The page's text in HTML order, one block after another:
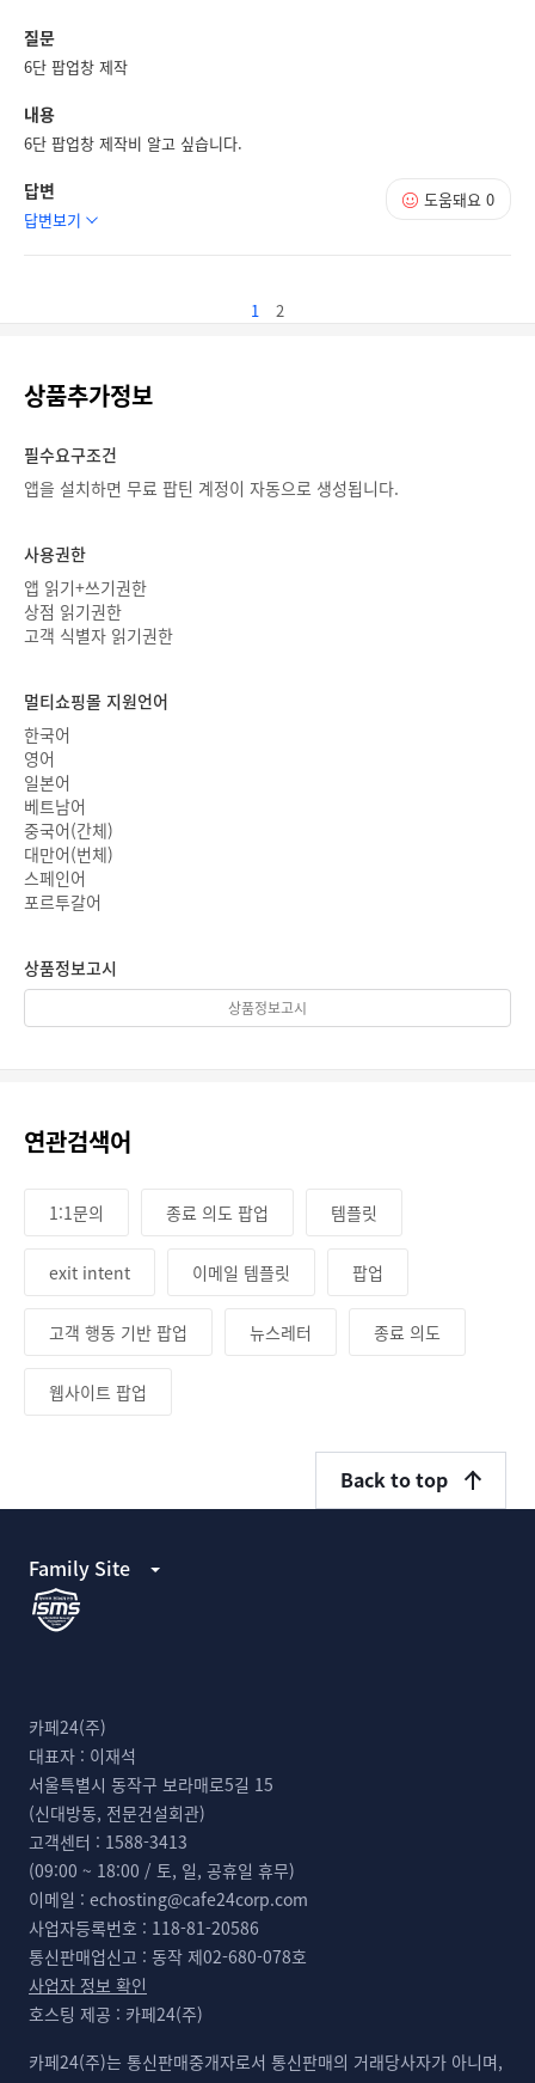
질문
6단 팝업창 제작
내용
6단 팝업창 제작비 알고 싶습니다.
도움돼요 0
답변
답변보기
1 2
상품추가정보
필수요구조건
앱을 설치하면 무료 팝틴 계정이 자동으로 생성됩니다.
사용권한
앱 읽기+쓰기권한
상점 읽기권한
고객 식별자 읽기권한
멀티쇼핑몰 지원언어
한국어
영어
일본어
베트남어
중국어(간체)
대만어(번체)
스페인어
포르투갈어
상품정보고시
상품정보고시
연관검색어
1:1문의 종료 의도 팝업 템플릿
exit intent 이메일 템플릿 팝업
고객 행동 기반 팝업 뉴스레터 종료 의도
웹사이트 팝업
Family Site
Back to top
카페24(주)
대표자 : 이재석
서울특별시 동작구 보라매로5길 15
(신대방동, 전문건설회관)
고객센터 : 1588-3413
(09:00 ~ 18:00 / 토, 일, 공휴일 휴무)
이메일 : echosting@cafe24corp.com
사업자등록번호 : 118-81-20586
통신판매업신고 : 동작 제02-680-078호
사업자 정보 확인
호스팅 제공 : 카페24(주)
카페24(주)는 통신판매중개자로서 통신판매의 거래당사자가 아니며,